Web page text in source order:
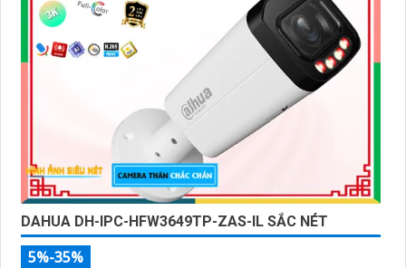
DAHUA DH-IPC-HFW3649TP-ZAS-IL SẮC NÉT
5%-35%